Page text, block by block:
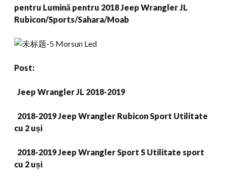
pentru Lumină pentru 2018 Jeep Wrangler JL
Rubicon/Sports/Sahara/Moab
Post:
Jeep Wrangler JL 2018-2019
2018-2019 Jeep Wrangler Rubicon Sport Utilitate
cu 2 uși
2018-2019 Jeep Wrangler Sport S Utilitate sport
cu 2 uși